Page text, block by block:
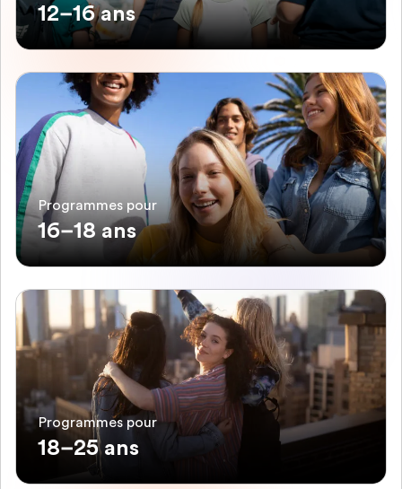
12–16 ans
Programmes pour
16–18 ans
Programmes pour
18–25 ans